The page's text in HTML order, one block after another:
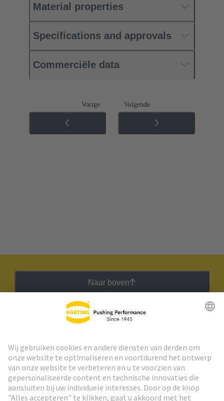
Material properties
Specifications and approvals
Commerciële data
Vorige Volgende
Naar boven
Ga naar registratie